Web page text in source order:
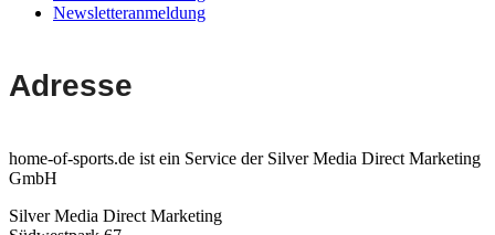
Newsletteranmeldung
Adresse
home-of-sports.de ist ein Service der Silver Media Direct Marketing
GmbH
Silver Media Direct Marketing